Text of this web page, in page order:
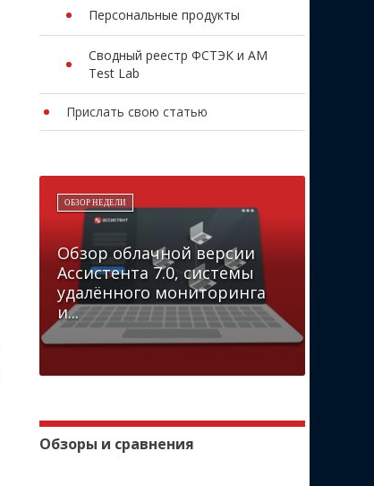
Персональные продукты
Сводный реестр ФСТЭК и AM
Test Lab
Прислать свою статью
ОБЗОР НЕДЕЛИ
Обзор облачной версии
Ассистента 7.0, системы
удалённого мониторинга
и...
Обзоры и сравнения